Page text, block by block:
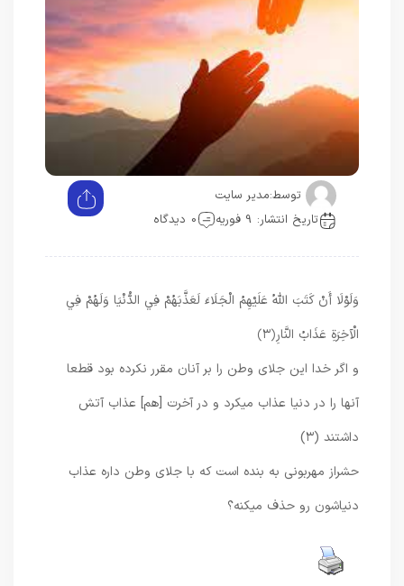
توسط:مدیر سایت
تاریخ انتشار: 9 فوریه
0 دیدگاه
وَلَوْلَا أَنْ كَتَبَ اللَّهُ عَلَيْهِمُ الْجَلَاءَ لَعَذَّبَهُمْ فِي الدُّنْيَا وَلَهُمْ فِي
الْآخِرَةِ عَذَابُ النَّارِ﴿۳﴾
و اگر خدا اين جلاى وطن را بر آنان مقرر نكرده بود قطعا
آنها را در دنيا عذاب میکرد و در آخرت [هم] عذاب آتش
داشتند (۳)
حشراز مهربونی به بنده است که با جلای وطن داره عذاب
دنیاشون رو حذف میکنه؟